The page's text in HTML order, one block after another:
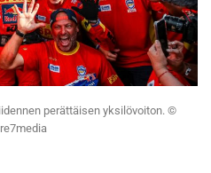
perättäisen yksilövoiton. ©